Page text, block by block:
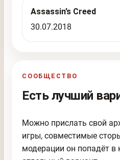
Assassin’s Creed
30.07.2018
СООБЩЕСТВО
Есть лучший
Можно прислать свой
игры, совместимые
модерации он попадёт в